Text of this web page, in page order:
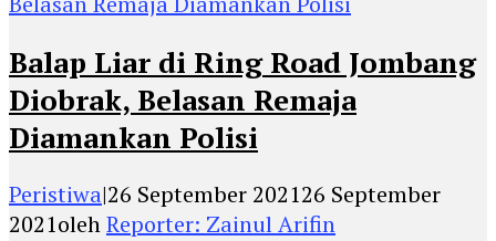
Balap Liar di Ring Road Jombang
Diobrak, Belasan Remaja
Diamankan Polisi
Peristiwa|26 September 202126 September
2021olehReporter: Zainul Arifin